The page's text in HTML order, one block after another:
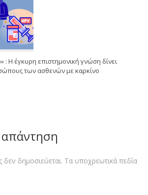
: Η έγκυρη επιστημονική γνώση δίνει
των ασθενών με καρκίνο
δημοσιεύεται. Τα υποχρεωτικά πεδία